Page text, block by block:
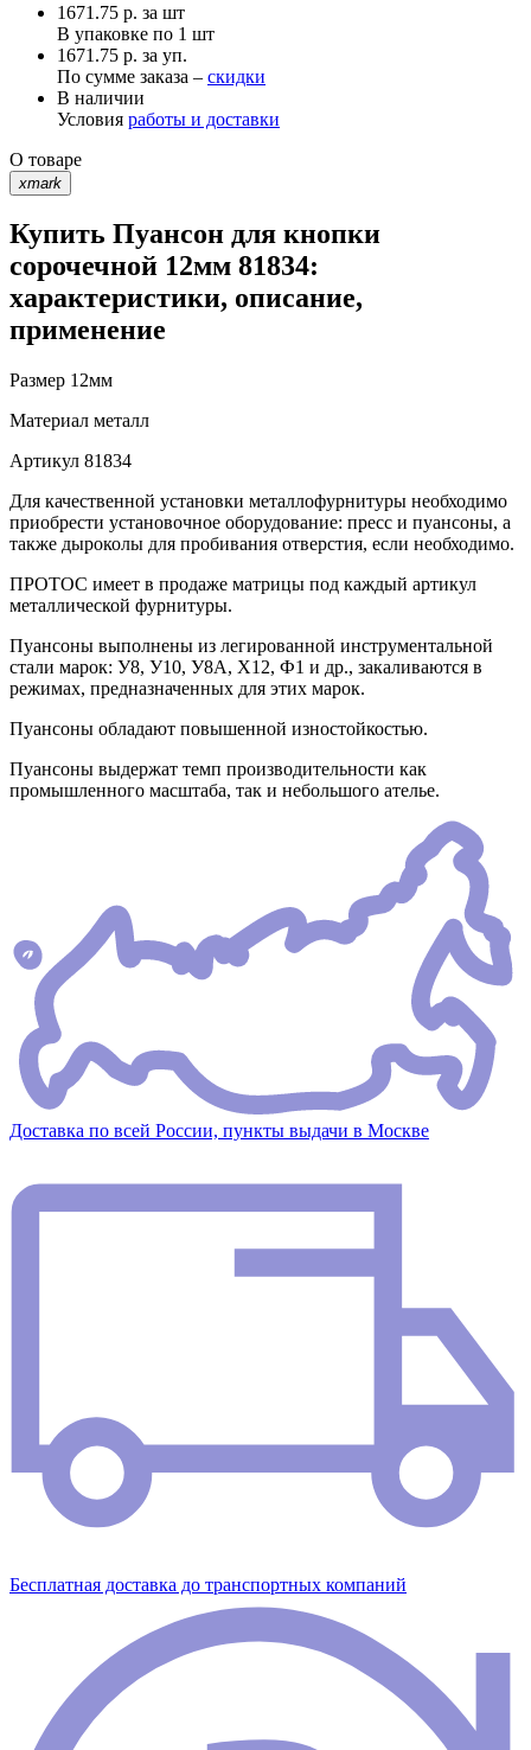
1671.75 р. за шт
В упаковке по 1 шт
1671.75 р. за уп.
По сумме заказа – скидки
В наличии
Условия работы и доставки
О товаре
xmark
Купить Пуансон для кнопки
сорочечной 12мм 81834:
характеристики, описание,
применение
Размер 12мм
Материал металл
Артикул 81834
Для качественной установки металлофурнитуры необходимо
приобрести установочное оборудование: пресс и пуансоны, а
также дыроколы для пробивания отверстия, если необходимо.
ПРОТОС имеет в продаже матрицы под каждый артикул
металлической фурнитуры.
Пуансоны выполнены из легированной инструментальной
стали марок: У8, У10, У8А, Х12, Ф1 и др., закаливаются в
режимах, предназначенных для этих марок.
Пуансоны обладают повышенной изностойкостью.
Пуансоны выдержат темп производительности как
промышленного масштаба, так и небольшого ателье.
Доставка по всей России, пункты выдачи в Москве
Бесплатная доставка до транспортных компаний